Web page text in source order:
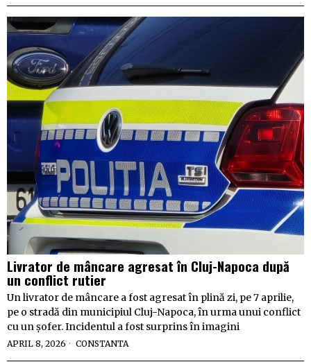
Livrator de mâncare agresat în Cluj-Napoca după
un conflict rutier
Un livrator de mâncare a fost agresat în plină zi, pe 7 aprilie,
pe o stradă din municipiul Cluj-Napoca, în urma unui conflict
cu un șofer. Incidentul a fost surprins în imagini
APRIL 8, 2026 CONSTANTA